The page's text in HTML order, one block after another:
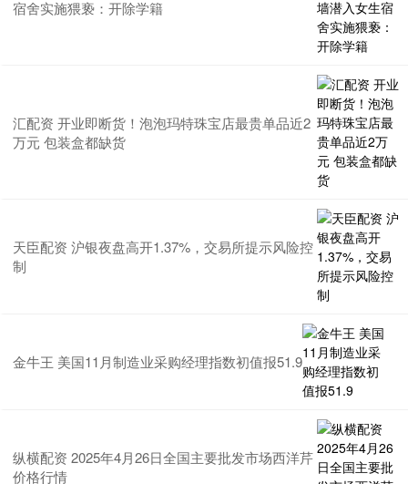
宿舍实施猥亵：开除学籍
汇配资 开业即断货！泡泡玛特珠宝店最贵单品近2
万元 包装盒都缺货
天臣配资 沪银夜盘高开1.37%，交易所提示风险控
制
金牛王 美国11月制造业采购经理指数初值报51.9
纵横配资 2025年4月26日全国主要批发市场西洋芹
价格行情